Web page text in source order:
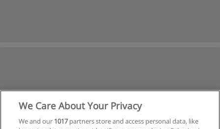
We Care About Your Privacy
We and our 1017partners store and access personal data, like